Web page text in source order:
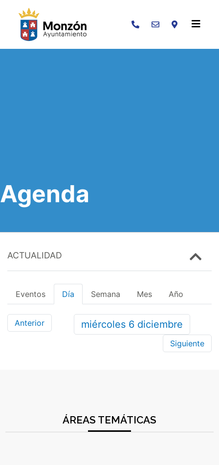
Buscar
Agenda
ACTUALIDAD
Eventos Día Semana Mes Año
Anterior miércoles 6 diciembre
Siguiente
ÁREAS TEMÁTICAS